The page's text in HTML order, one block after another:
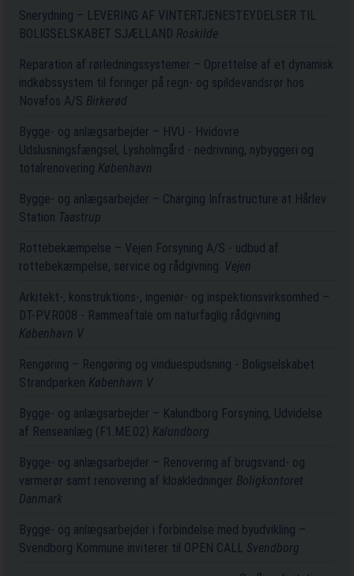
Snerydning – LEVERING AF VINTERTJENESTEYDELSER TIL
BOLIGSELSKABET SJÆLLAND Roskilde
Reparation af rørledningssystemer – Oprettelse af et dynamisk
indkøbssystem til foringer på regn- og spildevandsrør hos
Novafos A/S Birkerød
Bygge- og anlægsarbejder – HVU - Hvidovre
Udslusningsfængsel, Lysholmgård - nedrivning, nybyggeri og
totalrenovering København
Bygge- og anlægsarbejder – Charging Infrastructure at Hårlev
Station Taastrup
Rottebekæmpelse – Vejen Forsyning A/S - udbud af
rottebekæmpelse, service og rådgivning. Vejen
Arkitekt-, konstruktions-, ingeniør- og inspektionsvirksomhed –
DT-PV.R008 - Rammeaftale om naturfaglig rådgivning
København V
Rengøring – Rengøring og vinduespudsning - Boligselskabet
Strandparken København V
Bygge- og anlægsarbejder – Kalundborg Forsyning, Udvidelse
af Renseanlæg (F1.ME.02) Kalundborg
Bygge- og anlægsarbejder – Renovering af brugsvand- og
varmerør samt renovering af kloakledninger Boligkontoret
Danmark
Bygge- og anlægsarbejder i forbindelse med byudvikling –
Svendborg Kommune inviterer til OPEN CALL Svendborg